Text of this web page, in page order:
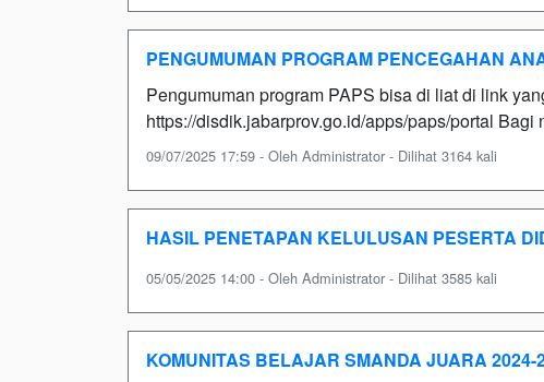
PENGUMUMAN PROGRAM PENCEGAHAN
Pengumuman program PAPS bisa di liat di link
https://disdik.jabarprov.go.id/apps/paps/portal
09/07/2025 17:59 - Oleh Administrator - Dilihat 3164 kali
HASIL PENETAPAN KELULUSAN PESERTA
05/05/2025 14:00 - Oleh Administrator - Dilihat 3585 kali
KOMUNITAS BELAJAR SMANDA JUARA 2024-